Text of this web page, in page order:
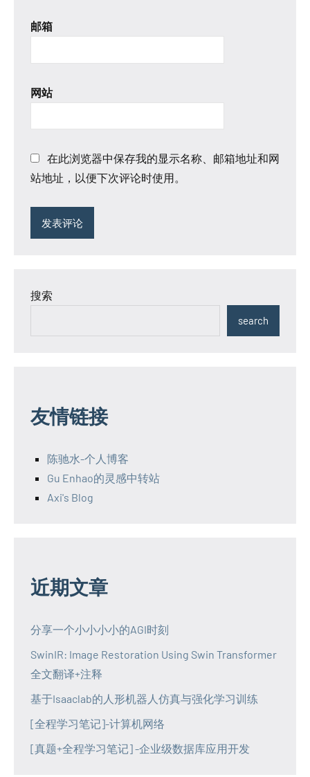
邮箱
网站
在此浏览器中保存我的显示名称、邮箱地址和网
站地址，以便下次评论时使用。
搜索
search
友情链接
陈驰水-个人博客
Gu Enhao的灵感中转站
Axi's Blog
近期文章
分享一个小小小小的AGI时刻
SwinIR: Image Restoration Using Swin Transformer
全文翻译+注释
基于Isaaclab的人形机器人仿真与强化学习训练
[全程学习笔记]-计算机网络
[真题+全程学习笔记] -企业级数据库应用开发